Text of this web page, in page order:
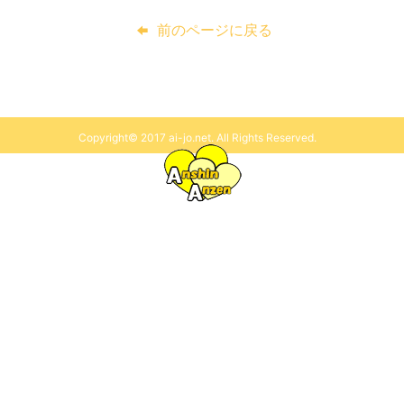
前のページに戻る
Copyright© 2017 ai-jo.net. All Rights Reserved.